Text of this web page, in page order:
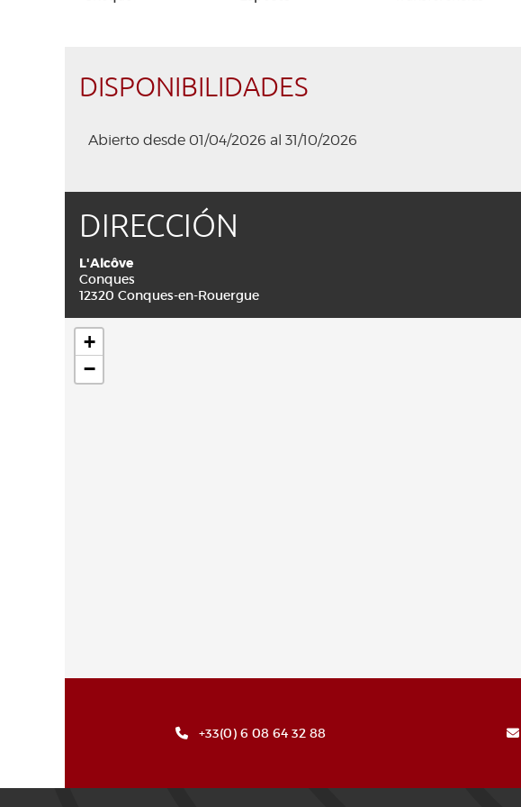
DISPONIBILIDADES
Abierto desde 01/04/2026 al 31/10/2026
DIRECCIÓN
L'Alcôve
Conques
12320 Conques-en-Rouergue
+
−
+33(0) 6 08 64 32 88